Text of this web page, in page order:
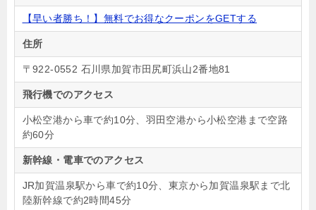
【早い者勝ち！】無料でお得なクーポンをGETする
住所
〒922-0552 石川県加賀市田尻町浜山2番地81
飛行機でのアクセス
小松空港から車で約10分、羽田空港から小松空港まで空路
約60分
新幹線・電車でのアクセス
JR加賀温泉駅から車で約10分、東京から加賀温泉駅まで北
陸新幹線で約2時間45分